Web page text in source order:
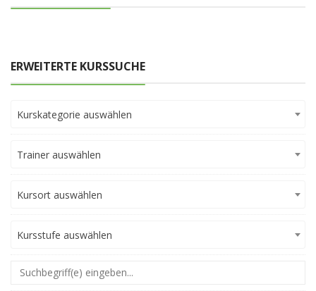
ERWEITERTE KURSSUCHE
Kurskategorie auswählen
Trainer auswählen
Kursort auswählen
Kursstufe auswählen